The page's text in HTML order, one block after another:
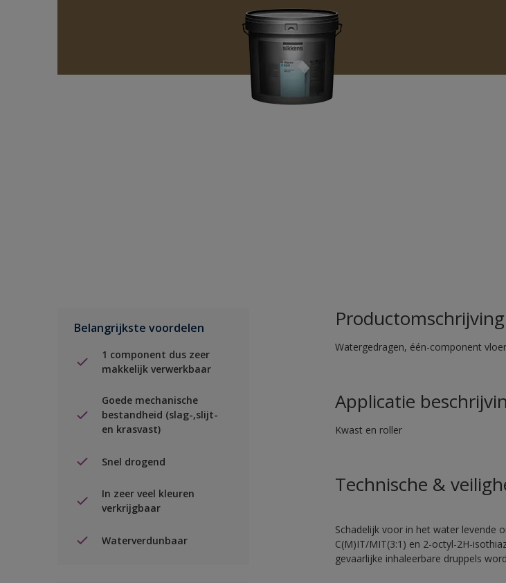
Belangrijkste voordelen
1 component dus zeer
makkelijk verwerkbaar
Goede mechanische
bestandheid (slag-,slijt-
en krasvast)
Snel drogend
In zeer veel kleuren
verkrijgbaar
Waterverdunbaar
Productomschrijving
Watergedragen, één-component
Applicatie
Kwast en roller
Technische &
Schadelijk voor in het water levende
C(M)IT/MIT(3:1) en 2-octyl-2H-
gevaarlijke inhaleerbare druppels